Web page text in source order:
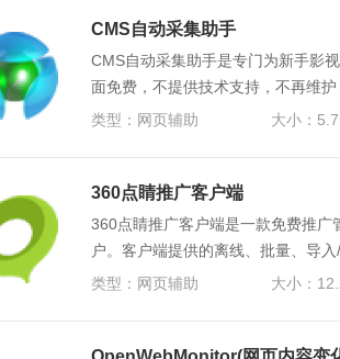
CMS自动采集助手
CMS自动采集助手是专门为新手影
面免费，不提供技术支持，不再维
题。
类型： 网页辅助 大小：
360点睛推广客户端
360点睛推广客户端是一款免费推广
户。客户端提供的离线、批量、导
类型： 网页辅助 大小：